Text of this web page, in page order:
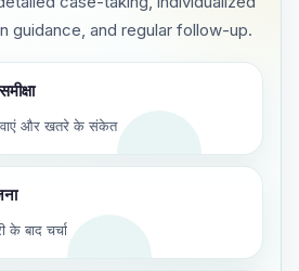
guidance, and regular follow-up.
और खतरे के संकेत
के बाद चर्चा